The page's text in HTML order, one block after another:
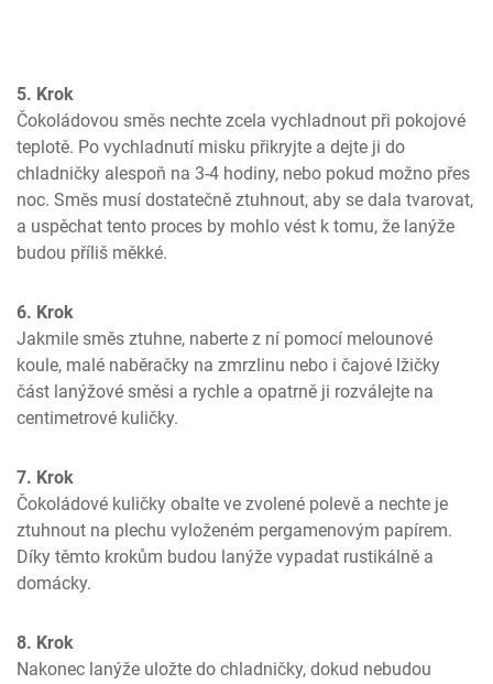
5. Krok
Čokoládovou směs nechte zcela vychladnout při pokojové
teplotě. Po vychladnutí misku přikryjte a dejte ji do
chladničky alespoň na 3-4 hodiny, nebo pokud možno přes
noc. Směs musí dostatečně ztuhnout, aby se dala tvarovat,
a uspěchat tento proces by mohlo vést k tomu, že lanýže
budou příliš měkké.
6. Krok
Jakmile směs ztuhne, naberte z ní pomocí melounové
koule, malé naběračky na zmrzlinu nebo i čajové lžičky
část lanýžové směsi a rychle a opatrně ji rozválejte na
centimetrové kuličky.
7. Krok
Čokoládové kuličky obalte ve zvolené polevě a nechte je
ztuhnout na plechu vyloženém pergamenovým papírem.
Díky těmto krokům budou lanýže vypadat rustikálně a
domácky.
8. Krok
Nakonec lanýže uložte do chladničky, dokud nebudou